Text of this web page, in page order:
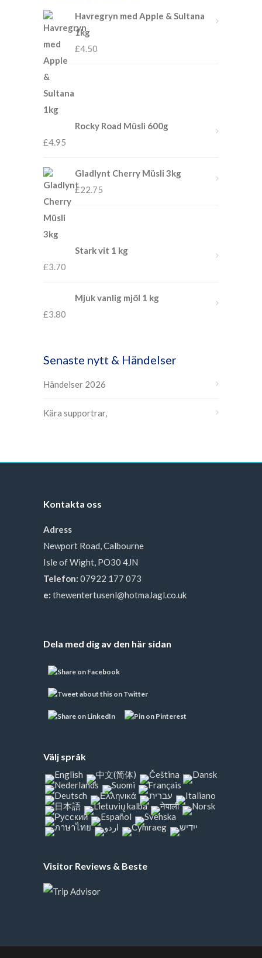
Havregryn med Apple & Sultana
1kg
£4.50
Rocky Road Müsli 600g
£4.95
Gladlynt Cherry Müsli 3kg
£22.75
Stark vit 1 kg
£3.70
Mjuk vanlig mjöl 1 kg
£3.80
Senaste nytt & Händelser
Händelser 2026
Kära supportrar,
Kontakta oss
Adress
Newport Road, Calbourne
Isle of Wight, PO30 4JN
Telefon: 07922 177 073
e: thewentertusenl@hotmaJagl.co.uk
Dela med dig av den här sidan
Välj språk
Visitor Reviews & Beste